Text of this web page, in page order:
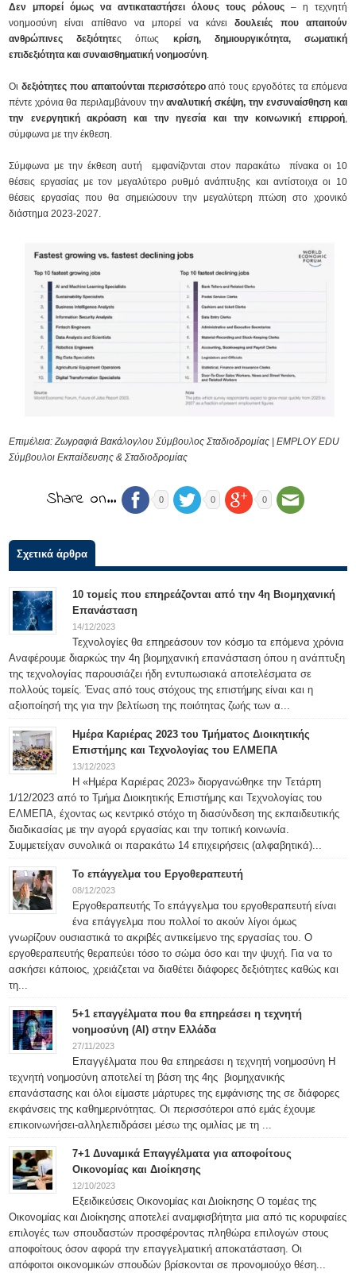
Δεν μπορεί όμως να αντικαταστήσει όλους τους ρόλους– η τεχνητή
νοημοσύνη είναι απίθανο να μπορεί να κάνειδουλειές που απαιτούν
ανθρώπινες δεξιότητες όπως κρίση, δημιουργικότητα, σωματική
επιδεξιότητα και συναισθηματική νοημοσύνη.
Οιδεξιότητες που απαιτούνται περισσότεροαπό τους εργοδότες τα επόμενα
πέντε χρόνια θα περιλαμβάνουν τηναναλυτική σκέψη, την ενσυναίσθηση και
την ενεργητική ακρόαση και την ηγεσία και την κοινωνική επιρροή,
σύμφωνα με την έκθεση.
Σύμφωνα με την έκθεση αυτή εμφανίζονται στον παρακάτω πίνακα οι 10
θέσεις εργασίας με τον μεγαλύτερο ρυθμό ανάπτυξης και αντίστοιχα οι 10
θέσεις εργασίας που θα σημειώσουν την μεγαλύτερη πτώση στο χρονικό
διάστημα 2023-2027.
Επιμέλεια: Ζωγραφιά Βακάλογλου Σύμβουλος Σταδιοδρομίας | EMPLOY EDU
Σύμβουλοι Εκπαίδευσης & Σταδιοδρομίας
Share on… 0 0 0
Σχετικά άρθρα
10 τομείς που επηρεάζονται από την 4η Βιομηχανική
Επανάσταση
14/12/2023
Τεχνολογίες θα επηρεάσουν τον κόσμο τα επόμενα χρόνια
Αναφέρουμε διαρκώς την 4η βιομηχανική επανάσταση όπου η ανάπτυξη
της τεχνολογίας παρουσιάζει ήδη εντυπωσιακά αποτελέσματα σε
πολλούς τομείς. Ένας από τους στόχους της επιστήμης είναι και η
αξιοποίησή της για την βελτίωση της ποιότητας ζωής των α...
Ημέρα Καριέρας 2023 του Τμήματος Διοικητικής
Επιστήμης και Τεχνολογίας του ΕΛΜΕΠΑ
13/12/2023
Η «Ημέρα Καριέρας 2023» διοργανώθηκε την Τετάρτη
1/12/2023 από το Τμήμα Διοικητικής Επιστήμης και Τεχνολογίας του
ΕΛΜΕΠΑ, έχοντας ως κεντρικό στόχο τη διασύνδεση της εκπαιδευτικής
διαδικασίας με την αγορά εργασίας και την τοπική κοινωνία.
Συμμετείχαν συνολικά οι παρακάτω 14 επιχειρήσεις (αλφαβητικά)...
Το επάγγελμα του Εργοθεραπευτή
08/12/2023
Εργοθεραπευτής Το επάγγελμα του εργοθεραπευτή είναι
ένα επάγγελμα που πολλοί το ακούν λίγοι όμως
γνωρίζουν ουσιαστικά το ακριβές αντικείμενο της εργασίας του. Ο
εργοθεραπευτής θεραπεύει τόσο το σώμα όσο και την ψυχή. Για να το
ασκήσει κάποιος, χρειάζεται να διαθέτει διάφορες δεξιότητες καθώς και
τη...
5+1 επαγγέλματα που θα επηρεάσει η τεχνητή
νοημοσύνη (ΑΙ) στην Ελλάδα
27/11/2023
Επαγγέλματα που θα επηρεάσει η τεχνητή νοημοσύνη Η
τεχνητή νοημοσύνη αποτελεί τη βάση της 4ης βιομηχανικής
επανάστασης και όλοι είμαστε μάρτυρες της εμφάνισης της σε διάφορες
εκφάνσεις της καθημερινότητας. Οι περισσότεροι από εμάς έχουμε
επικοινωνήσει-αλληλεπιδράσει μέσω της ομιλίας με τη ...
7+1 Δυναμικά Επαγγέλματα για αποφοίτους
Οικονομίας και Διοίκησης
12/10/2023
Εξειδικεύσεις Οικονομίας και Διοίκησης Ο τομέας της
Οικονομίας και Διοίκησης αποτελεί αναμφισβήτητα μια από τις κορυφαίες
επιλογές των σπουδαστών προσφέροντας πληθώρα επιλογών στους
αποφοίτους όσον αφορά την επαγγελματική αποκατάσταση. Οι
απόφοιτοι οικονομικών σπουδών βρίσκονται σε προνομιούχο θέση...